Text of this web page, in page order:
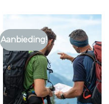
Aanbieding!